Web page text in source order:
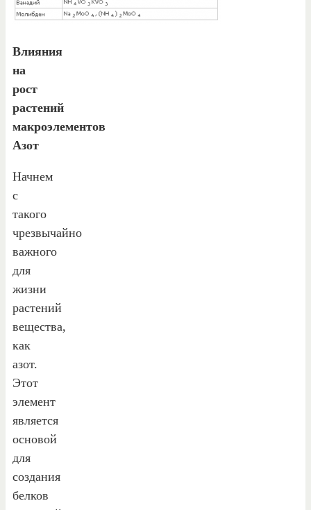
Влияния
на
рост
растений
макроэлементов
Азот
Начнем
с
такого
чрезвычайно
важного
для
жизни
растений
вещества,
как
азот.
Этот
элемент
является
основой
для
создания
белков